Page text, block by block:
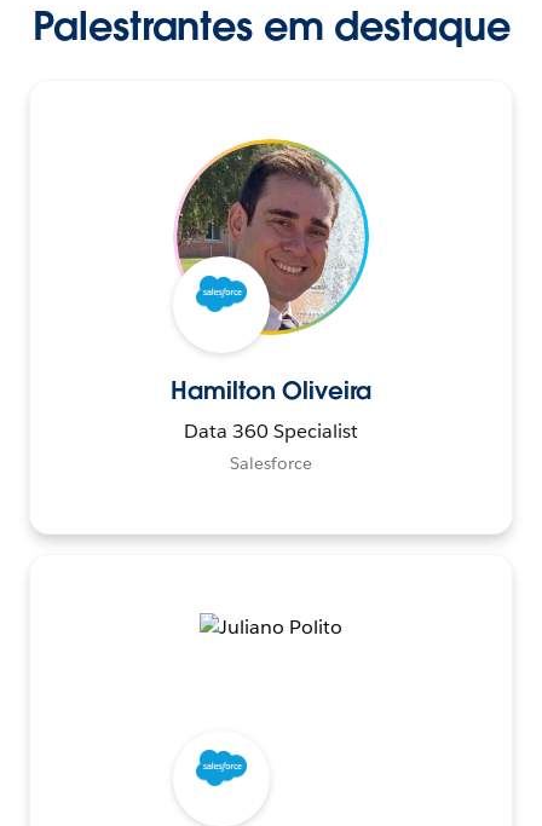
Palestrantes em destaque
Hamilton Oliveira
Data 360 Specialist
Salesforce